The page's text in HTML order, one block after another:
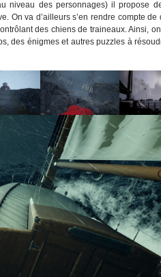
niveau des personnages) il propose
On va d’ailleurs s’en rendre compte de
des chiens de traineaux. Ainsi,
des énigmes et autres puzzles à